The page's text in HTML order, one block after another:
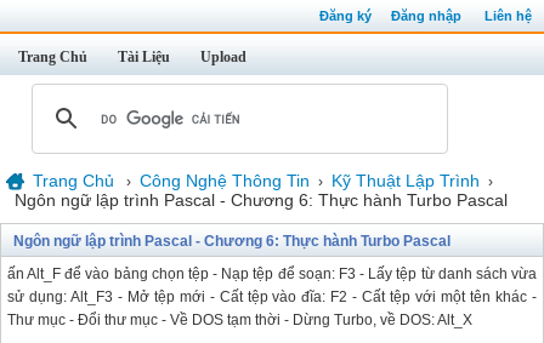
Đăng ký Đăng nhập Liên hệ
Trang Chủ Tài Liệu Upload
Trang Chủ › Công Nghệ Thông Tin › Kỹ Thuật Lập Trình ›
Ngôn ngữ lập trình Pascal - Chương 6: Thực hành Turbo Pascal
Ngôn ngữ lập trình Pascal - Chương 6: Thực hành Turbo Pascal
ấn Alt_F để vào bảng chọn tệp - Nạp tệp để soạn: F3 - Lấy tệp từ danh sách vừa
sử dụng: Alt_F3 - Mở tệp mới - Cất tệp vào đĩa: F2 - Cất tệp với một tên khác -
Thư mục - Đổi thư mục - Về DOS tạm thời - Dừng Turbo, về DOS: Alt_X